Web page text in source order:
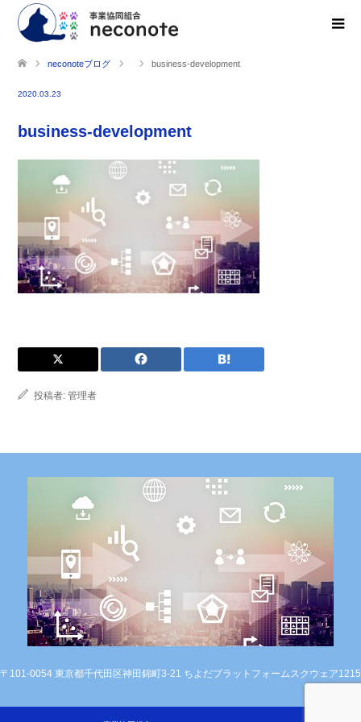
neconoteブログ business-development
2020.03.23
business-development
投稿者: 管理者
〒101-0054 東京都千代田区神田錦町3-21 ちよだプラットフォームスクウェア1215